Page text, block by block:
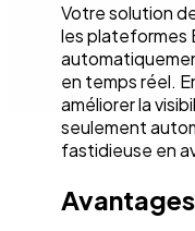
Votre solution
les plateformes
en temps réel.
améliorer la
seulement
fastidieuse en